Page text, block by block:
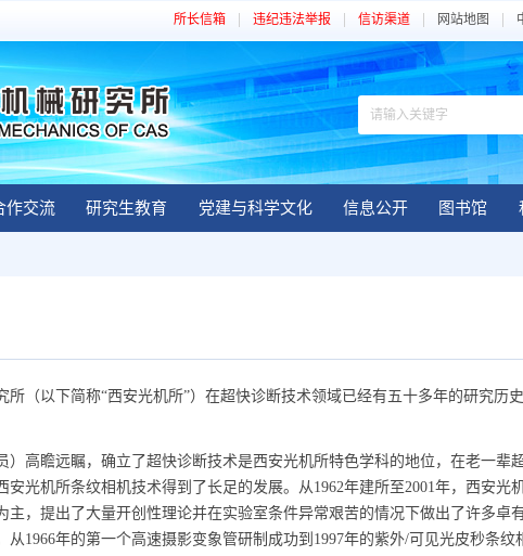
所长信箱 违纪违法举报 信访渠道 网站地图
作交流 研究生教育 党建与科学文化 信息公开 图书馆
以下简称“西安光机所”）在超快诊断技术领域已经有五十多年的研究历
瞻远瞩，确立了超快诊断技术是西安光机所特色学科的地位，在老一辈
光机所条纹相机技术得到了长足的发展。从1962年建所至2001年，西安光
主，提出了大量开创性理论并在实验室条件异常艰苦的情况下做出了许多卓
1966年的第一个高速摄影变象管研制成功到1997年的紫外/可见光皮秒条纹